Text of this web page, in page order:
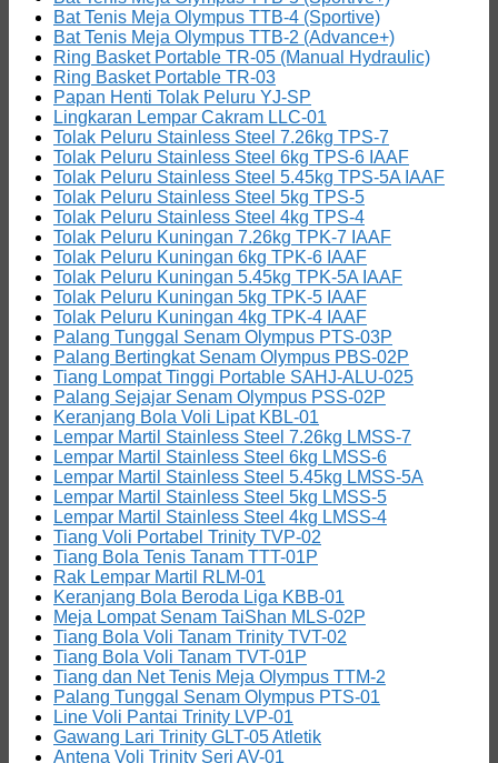
Bat Tenis Meja Olympus TTB-4 (Sportive)
Bat Tenis Meja Olympus TTB-2 (Advance+)
Ring Basket Portable TR-05 (Manual Hydraulic)
Ring Basket Portable TR-03
Papan Henti Tolak Peluru YJ-SP
Lingkaran Lempar Cakram LLC-01
Tolak Peluru Stainless Steel 7.26kg TPS-7
Tolak Peluru Stainless Steel 6kg TPS-6 IAAF
Tolak Peluru Stainless Steel 5.45kg TPS-5A IAAF
Tolak Peluru Stainless Steel 5kg TPS-5
Tolak Peluru Stainless Steel 4kg TPS-4
Tolak Peluru Kuningan 7.26kg TPK-7 IAAF
Tolak Peluru Kuningan 6kg TPK-6 IAAF
Tolak Peluru Kuningan 5.45kg TPK-5A IAAF
Tolak Peluru Kuningan 5kg TPK-5 IAAF
Tolak Peluru Kuningan 4kg TPK-4 IAAF
Palang Tunggal Senam Olympus PTS-03P
Palang Bertingkat Senam Olympus PBS-02P
Tiang Lompat Tinggi Portable SAHJ-ALU-025
Palang Sejajar Senam Olympus PSS-02P
Keranjang Bola Voli Lipat KBL-01
Lempar Martil Stainless Steel 7.26kg LMSS-7
Lempar Martil Stainless Steel 6kg LMSS-6
Lempar Martil Stainless Steel 5.45kg LMSS-5A
Lempar Martil Stainless Steel 5kg LMSS-5
Lempar Martil Stainless Steel 4kg LMSS-4
Tiang Voli Portabel Trinity TVP-02
Tiang Bola Tenis Tanam TTT-01P
Rak Lempar Martil RLM-01
Keranjang Bola Beroda Liga KBB-01
Meja Lompat Senam TaiShan MLS-02P
Tiang Bola Voli Tanam Trinity TVT-02
Tiang Bola Voli Tanam TVT-01P
Tiang dan Net Tenis Meja Olympus TTM-2
Palang Tunggal Senam Olympus PTS-01
Line Voli Pantai Trinity LVP-01
Gawang Lari Trinity GLT-05 Atletik
Antena Voli Trinity Seri AV-01